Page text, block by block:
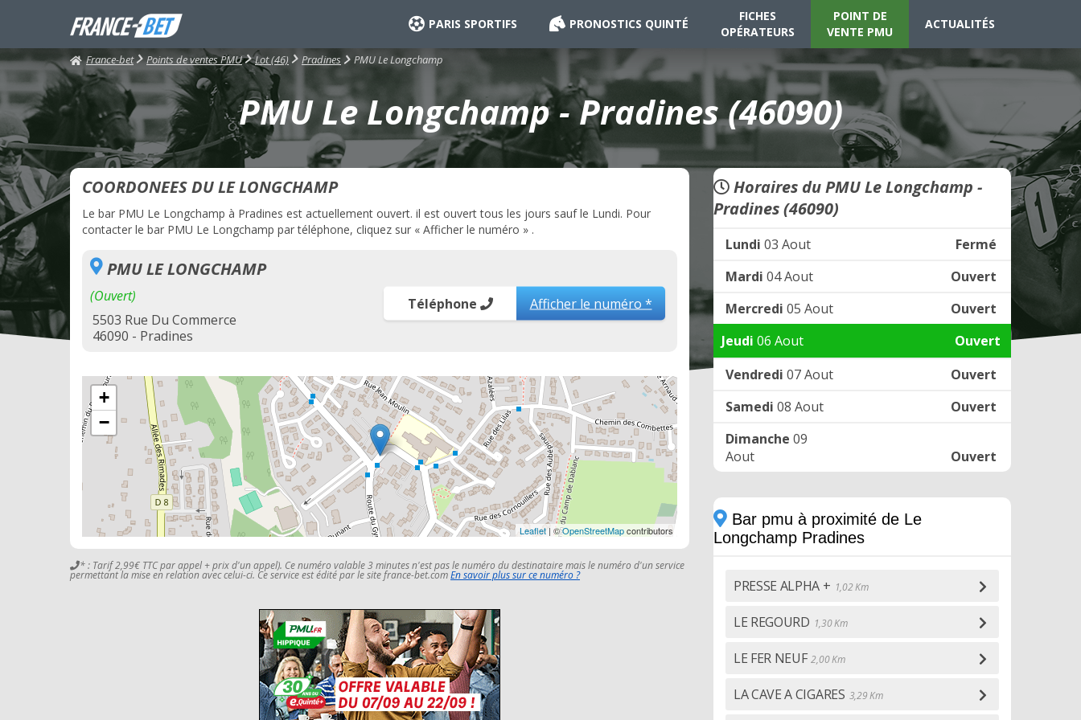
PARIS SPORTIFS PRONOSTICS QUINTÉ
FICHES
OPÉRATEURS
POINT DE
VENTE PMU
ACTUALITÉS
France-bet Points de ventes PMU Lot (46) Pradines PMU Le Longchamp
PMU Le Longchamp - Pradines (46090)
COORDONEES DU LE LONGCHAMP
Le bar PMU Le Longchamp à Pradines est actuellement ouvert. il est ouvert tous les jours sauf le Lundi. Pour
contacter le bar PMU Le Longchamp par téléphone, cliquez sur « Afficher le numéro » .
PMU LE LONGCHAMP
(Ouvert)
5503 Rue Du Commerce
46090 - Pradines
Téléphone Afficher le numéro *
+
−
Leaflet | ©OpenStreetMapcontributors
* : Tarif 2,99€ TTC par appel + prix d'un appel). Ce numéro valable 3 minutes n'est pas le numéro du destinataire mais le numéro d'un service
permettant la mise en relation avec celui-ci. Ce service est édité par le site france-bet.comEn savoir plus sur ce numéro ?
Horaires du PMU Le Longchamp -
Pradines (46090)
Lundi 03 Aout
Fermé
Mardi 04 Aout
Ouvert
Mercredi 05 Aout
Ouvert
Jeudi 06 Aout
Ouvert
Vendredi 07 Aout
Ouvert
Samedi 08 Aout
Ouvert
Dimanche 09
Aout
Ouvert
Bar pmu à proximité de Le
Longchamp Pradines
PRESSE ALPHA + 1,02 Km
LE REGOURD 1,30 Km
LE FER NEUF 2,00 Km
LA CAVE A CIGARES 3,29 Km